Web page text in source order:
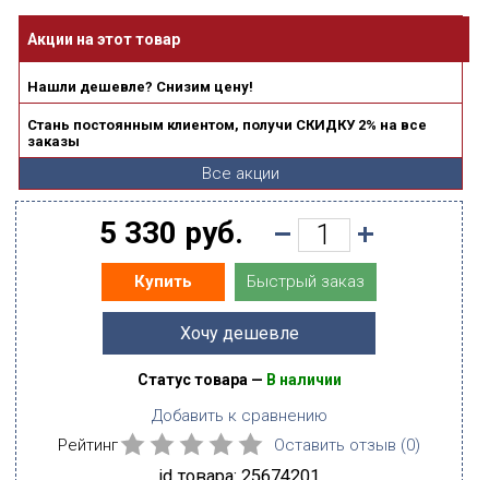
Акции на этот товар
Нашли дешевле? Снизим цену!
Стань постоянным клиентом, получи СКИДКУ 2% на все
заказы
Все акции
5 330 руб.
Купить Быстрый заказ
Хочу дешевле
Статус товара — В наличии
Добавить к сравнению
Рейтинг
Оставить отзыв (0)